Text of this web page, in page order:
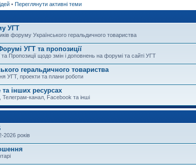
• Переглянути активні теми
УГТ
форуму Українського геральдичного товариства
УГТ та пропозиції
та Пропозиції щодо змін і доповнень на форумі та сайті УГТ
геральдичного товариства
УГТ, проекти та плани роботи
інших ресурсах
канал, Facebook та інші
2026 років